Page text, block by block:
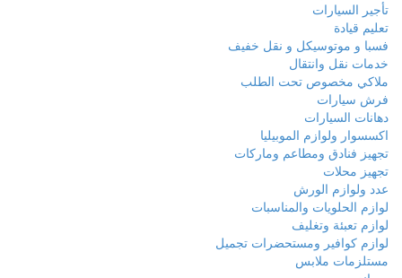
تأجير السيارات
تعليم قيادة
فسبا و موتوسيكل و نقل خفيف
خدمات نقل وانتقال
ملاكي مخصوص تحت الطلب
فرش سيارات
دهانات السيارات
اكسسوار ولوازم الموبيليا
تجهيز فنادق ومطاعم وماركات
تجهيز محلات
عدد ولوازم الورش
لوازم الحلويات والمناسبات
لوازم تعبئة وتغليف
لوازم كوافير ومستحضرات تجميل
مستلزمات ملابس